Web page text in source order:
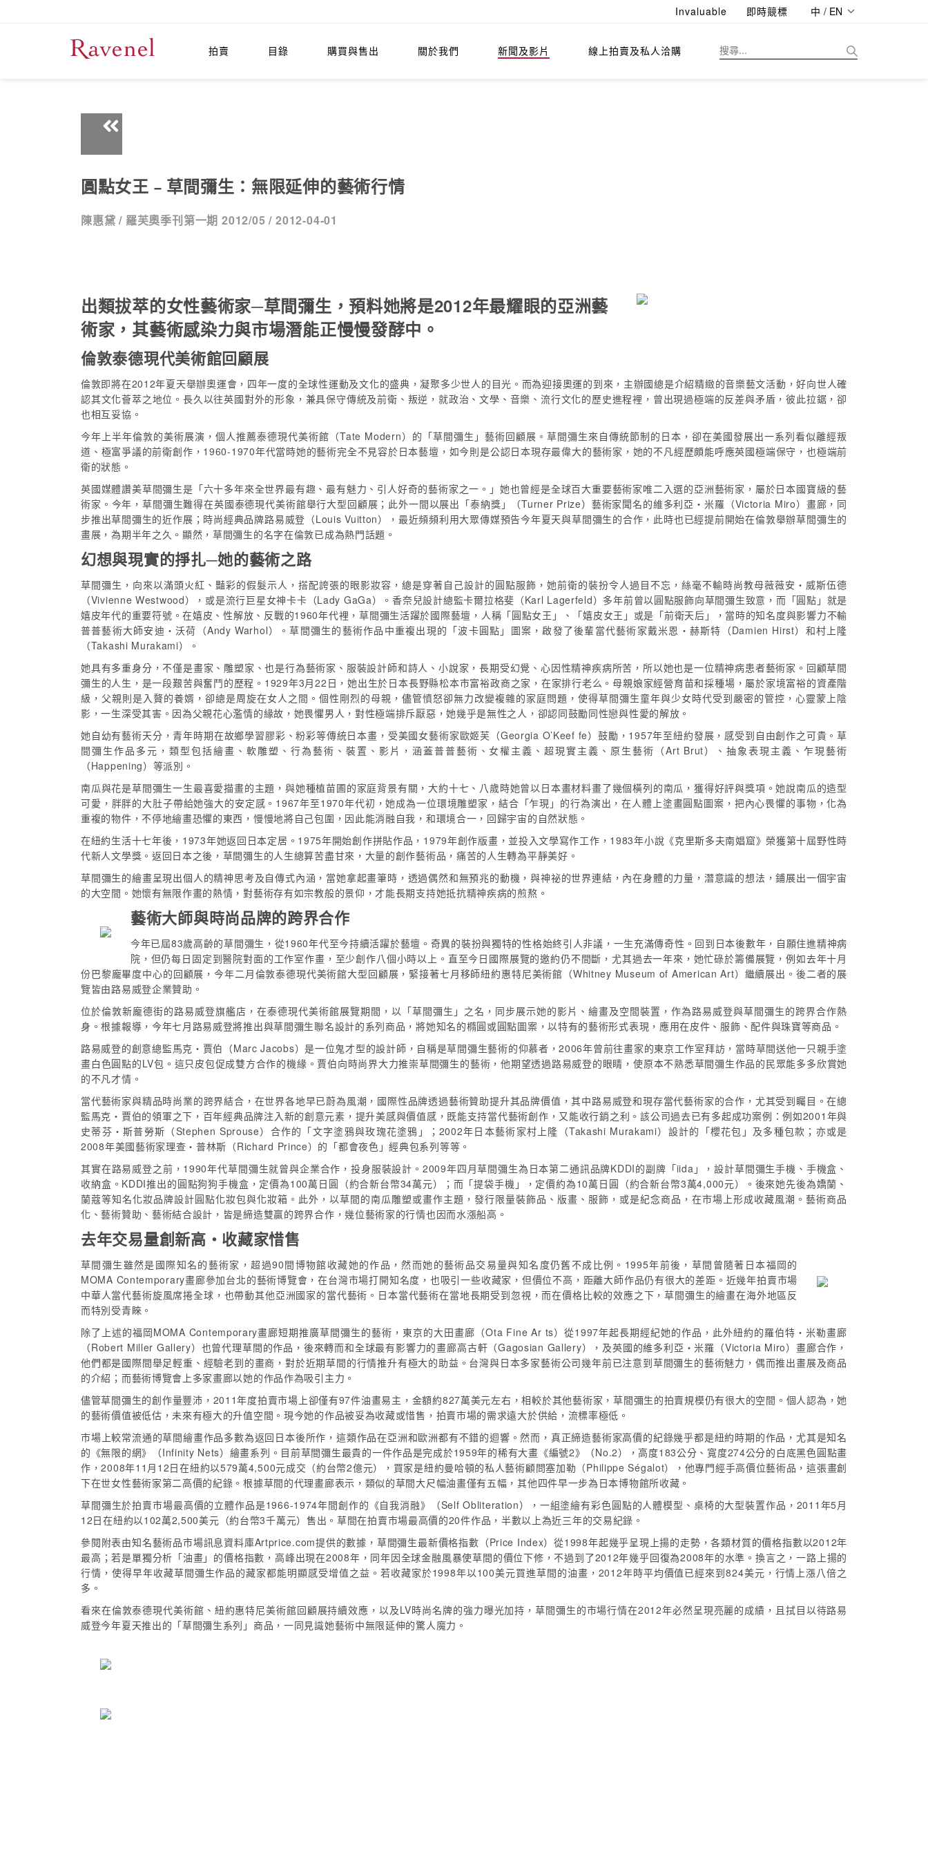
Invaluable 即時競標 中 / EN
拍賣 目錄 購買與售出 關於我們 新聞及影片 線上拍賣及私人洽購
圓點女王﹣草間彌生：無限延伸的藝術行情
陳惠黛 / 羅芙奧季刊第一期 2012/05 /2012-04-01
出類拔萃的女性藝術家─草間彌生，預料她將是2012年最耀眼的亞洲藝
術家，其藝術感染力與市場潛能正慢慢發酵中。
倫敦泰德現代美術館回顧展
倫敦即將在2012年夏天舉辦奧運會，四年一度的全球性運動及文化的盛典，凝聚多少世人的目光。而為迎接奧運的到來，主辦國總是介紹精緻的音樂藝文活動，好向世人確
認其文化薈萃之地位。長久以往英國對外的形象，兼具保守傳統及前衛、叛逆，就政治、文學、音樂、流行文化的歷史進程裡，曾出現過極端的反差與矛盾，彼此拉鋸，卻
也相互妥協。
今年上半年倫敦的美術展演，個人推薦泰德現代美術館（Tate Modern）的「草間彌生」藝術回顧展。草間彌生來自傳統節制的日本，卻在美國發展出一系列看似離經叛
道、極富爭議的前衛創作，1960-1970年代當時她的藝術完全不見容於日本藝壇，如今則是公認日本現存最偉大的藝術家，她的不凡經歷頗能呼應英國極端保守，也極端前
衛的狀態。
英國媒體讚美草間彌生是「六十多年來全世界最有趣、最有魅力、引人好奇的藝術家之一。」她也曾經是全球百大重要藝術家唯二入選的亞洲藝術家，屬於日本國寶級的藝
術家。今年，草間彌生難得在英國泰德現代美術館舉行大型回顧展；此外一間以展出「泰納獎」（Turner Prize）藝術家聞名的維多利亞‧米羅（Victoria Miro）畫廊，同
步推出草間彌生的近作展；時尚經典品牌路易威登（Louis Vuitton），最近頻頻利用大眾傳媒預告今年夏天與草間彌生的合作，此時也已經提前開始在倫敦舉辦草間彌生的
畫展，為期半年之久。顯然，草間彌生的名字在倫敦已成為熱門話題。
幻想與現實的掙扎─她的藝術之路
草間彌生，向來以滿頭火紅、豔彩的假髮示人，搭配誇張的眼影妝容，總是穿著自己設計的圓點服飾，她前衛的裝扮令人過目不忘，絲毫不輸時尚教母薇薇安‧威斯伍德
（Vivienne Westwood），或是流行巨星女神卡卡（Lady GaGa）。香奈兒設計總監卡爾拉格斐（Karl Lagerfeld）多年前曾以圓點服飾向草間彌生致意，而「圓點」就是
嬉皮年代的重要符號。在嬉皮、性解放、反戰的1960年代裡，草間彌生活躍於國際藝壇，人稱「圓點女王」、「嬉皮女王」或是「前衛天后」，當時的知名度與影響力不輸
普普藝術大師安迪‧沃荷（Andy Warhol）。草間彌生的藝術作品中重複出現的「波卡圓點」圖案，啟發了後輩當代藝術家戴米恩‧赫斯特（Damien Hirst）和村上隆
（Takashi Murakami）。
她具有多重身分，不僅是畫家、雕塑家、也是行為藝術家、服裝設計師和詩人、小說家，長期受幻覺、心因性精神疾病所苦，所以她也是一位精神病患者藝術家。回顧草間
彌生的人生，是一段艱苦與奮鬥的歷程。1929年3月22日，她出生於日本長野縣松本市富裕政商之家，在家排行老么。母親娘家經營育苗和採種場，屬於家境富裕的資產階
級，父親則是入贅的養婿，卻總是周旋在女人之間。個性剛烈的母親，儘管憤怒卻無力改變複雜的家庭問題，使得草間彌生童年與少女時代受到嚴密的管控，心靈蒙上陰
影，一生深受其害。因為父親花心濫情的緣故，她畏懼男人，對性極端排斥厭惡，她幾乎是無性之人，卻認同鼓勵同性戀與性愛的解放。
她自幼有藝術天分，青年時期在故鄉學習膠彩、粉彩等傳統日本畫，受美國女藝術家歐姬芙（Georgia O’Keef fe）鼓勵，1957年至紐約發展，感受到自由創作之可貴。草
間彌生作品多元，類型包括繪畫、軟雕塑、行為藝術、裝置、影片，涵蓋普普藝術、女權主義、超現實主義、原生藝術（Art Brut）、抽象表現主義、乍現藝術
（Happening）等派別。
南瓜與花是草間彌生一生最喜愛描畫的主題，與她種植苗圃的家庭背景有關，大約十七、八歲時她曾以日本畫材料畫了幾個橫列的南瓜，獲得好評與獎項。她說南瓜的造型
可愛，胖胖的大肚子帶給她強大的安定感。1967年至1970年代初，她成為一位環境雕塑家，結合「乍現」的行為演出，在人體上塗畫圓點圖案，把內心畏懼的事物，化為
重複的物件，不停地繪畫恐懼的東西，慢慢地將自己包圍，因此能消融自我，和環境合一，回歸宇宙的自然狀態。
在紐約生活十七年後，1973年她返回日本定居。1975年開始創作拼貼作品，1979年創作版畫，並投入文學寫作工作，1983年小說《克里斯多夫南娼窟》榮獲第十屆野性時
代新人文學獎。返回日本之後，草間彌生的人生總算苦盡甘來，大量的創作藝術品，痛苦的人生轉為平靜美好。
草間彌生的繪畫呈現出個人的精神思考及自傳式內涵，當她拿起畫筆時，透過偶然和無預兆的動機，與神祕的世界連結，內在身體的力量，潛意識的想法，鋪展出一個宇宙
的大空間。她懷有無限作畫的熱情，對藝術存有如宗教般的景仰，才能長期支持她抵抗精神疾病的煎熬。
藝術大師與時尚品牌的跨界合作
今年已屆83歲高齡的草間彌生，從1960年代至今持續活躍於藝壇。奇異的裝扮與獨特的性格始終引人非議，一生充滿傳奇性。回到日本後數年，自願住進精神病
院，但仍每日固定到醫院對面的工作室作畫，至少創作八個小時以上。直至今日國際展覽的邀約仍不間斷，尤其過去一年來，她忙碌於籌備展覽，例如去年十月
份巴黎龐畢度中心的回顧展，今年二月倫敦泰德現代美術館大型回顧展，緊接著七月移師紐約惠特尼美術館（Whitney Museum of American Art）繼續展出。後二者的展
覽皆由路易威登企業贊助。
位於倫敦新龐德街的路易威登旗艦店，在泰德現代美術館展覽期間，以「草間彌生」之名，同步展示她的影片、繪畫及空間裝置，作為路易威登與草間彌生的跨界合作熱
身。根據報導，今年七月路易威登將推出與草間彌生聯名設計的系列商品，將她知名的橢圓或圓點圖案，以特有的藝術形式表現，應用在皮件、服飾、配件與珠寶等商品。
路易威登的創意總監馬克‧賈伯（Marc Jacobs）是一位鬼才型的設計師，自稱是草間彌生藝術的仰慕者，2006年曾前往畫家的東京工作室拜訪，當時草間送他一只親手塗
畫白色圓點的LV包。這只皮包促成雙方合作的機緣。賈伯向時尚界大力推崇草間彌生的藝術，他期望透過路易威登的眼睛，使原本不熟悉草間彌生作品的民眾能多多欣賞她
的不凡才情。
當代藝術家與精品時尚業的跨界結合，在世界各地早已蔚為風潮，國際性品牌透過藝術贊助提升其品牌價值，其中路易威登和現存當代藝術家的合作，尤其受到矚目。在總
監馬克‧賈伯的領軍之下，百年經典品牌注入新的創意元素，提升美感與價值感，既能支持當代藝術創作，又能收行銷之利。該公司過去已有多起成功案例：例如2001年與
史蒂芬‧斯普勞斯（Stephen Sprouse）合作的「文字塗鴉與玫瑰花塗鴉」；2002年日本藝術家村上隆（Takashi Murakami）設計的「櫻花包」及多種包款；亦或是
2008年美國藝術家理查‧普林斯（Richard Prince）的「都會夜色」經典包系列等等。
其實在路易威登之前，1990年代草間彌生就曾與企業合作，投身服裝設計。2009年四月草間彌生為日本第二通訊品牌KDDI的副牌「iida」，設計草間彌生手機、手機盒、
收納盒。KDDI推出的圓點狗狗手機盒，定價為100萬日圓（約合新台幣34萬元）；而「提袋手機」，定價約為10萬日圓（約合新台幣3萬4,000元）。後來她先後為嬌蘭、
蘭蔻等知名化妝品牌設計圓點化妝包與化妝箱。此外，以草間的南瓜雕塑或畫作主題，發行限量裝飾品、版畫、服飾，或是紀念商品，在市場上形成收藏風潮。藝術商品
化、藝術贊助、藝術結合設計，皆是締造雙贏的跨界合作，幾位藝術家的行情也因而水漲船高。
去年交易量創新高‧收藏家惜售
草間彌生雖然是國際知名的藝術家，超過90間博物館收藏她的作品，然而她的藝術品交易量與知名度仍舊不成比例。1995年前後，草間曾隨著日本福岡的
MOMA Contemporary畫廊參加台北的藝術博覽會，在台灣市場打開知名度，也吸引一些收藏家，但價位不高，距離大師作品仍有很大的差距。近幾年拍賣市場
中華人當代藝術旋風席捲全球，也帶動其他亞洲國家的當代藝術。日本當代藝術在當地長期受到忽視，而在價格比較的效應之下，草間彌生的繪畫在海外地區反
而特別受青睞。
除了上述的福岡MOMA Contemporary畫廊短期推廣草間彌生的藝術，東京的大田畫廊（Ota Fine Ar ts）從1997年起長期經紀她的作品，此外紐約的羅伯特‧米勒畫廊
（Robert Miller Gallery）也曾代理草間的作品，後來轉而和全球最有影響力的畫廊高古軒（Gagosian Gallery），及英國的維多利亞‧米羅（Victoria Miro）畫廊合作，
他們都是國際間舉足輕重、經驗老到的畫商，對於近期草間的行情推升有極大的助益。台灣與日本多家藝術公司幾年前已注意到草間彌生的藝術魅力，偶而推出畫展及商品
的介紹；而藝術博覽會上多家畫廊以她的作品作為吸引主力。
儘管草間彌生的創作量豐沛，2011年度拍賣市場上卻僅有97件油畫易主，金額約827萬美元左右，相較於其他藝術家，草間彌生的拍賣規模仍有很大的空間。個人認為，她
的藝術價值被低估，未來有極大的升值空間。現今她的作品被妥為收藏或惜售，拍賣市場的需求遠大於供給，流標率極低。
市場上較常流通的草間繪畫作品多數為返回日本後所作，這類作品在亞洲和歐洲都有不錯的迴響。然而，真正締造藝術家高價的紀錄幾乎都是紐約時期的作品，尤其是知名
的《無限的網》（Infinity Nets）繪畫系列。目前草間彌生最貴的一件作品是完成於1959年的稀有大畫《編號2》（No.2），高度183公分、寬度274公分的白底黑色圓點畫
作，2008年11月12日在紐約以579萬4,500元成交（約台幣2億元），買家是紐約曼哈頓的私人藝術顧問塞加勒（Philippe Ségalot），他專門經手高價位藝術品，這張畫創
下在世女性藝術家第二高價的紀錄。根據草間的代理畫廊表示，類似的草間大尺幅油畫僅有五幅，其他四件早一步為日本博物館所收藏。
草間彌生於拍賣市場最高價的立體作品是1966-1974年間創作的《自我消融》（Self Obliteration），一組塗繪有彩色圓點的人體模型、桌椅的大型裝置作品，2011年5月
12日在紐約以102萬2,500美元（約台幣3千萬元）售出。草間在拍賣市場最高價的20件作品，半數以上為近三年的交易紀錄。
參閱附表由知名藝術品市場訊息資料庫Artprice.com提供的數據，草間彌生最新價格指數（Price Index）從1998年起幾乎呈現上揚的走勢，各類材質的價格指數以2012年
最高；若是單獨分析「油畫」的價格指數，高峰出現在2008年，同年因全球金融風暴使草間的價位下修，不過到了2012年幾乎回復為2008年的水準。換言之，一路上揚的
行情，使得早年收藏草間彌生作品的藏家都能明顯感受增值之益。若收藏家於1998年以100美元買進草間的油畫，2012年時平均價值已經來到824美元，行情上漲八倍之
多。
看來在倫敦泰德現代美術館、紐約惠特尼美術館回顧展持續效應，以及LV時尚名牌的強力曝光加持，草間彌生的市場行情在2012年必然呈現亮麗的成績，且拭目以待路易
威登今年夏天推出的「草間彌生系列」商品，一同見識她藝術中無限延伸的驚人魔力。